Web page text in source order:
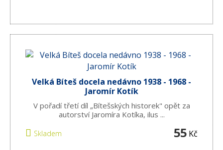
Velká Bíteš docela nedávno 1938 - 1968 -
Jaromír Kotík
V pořadí třetí díl „Bítešských historek" opět za
autorství Jaromíra Kotíka, ilus ...
Skladem 55 Kč